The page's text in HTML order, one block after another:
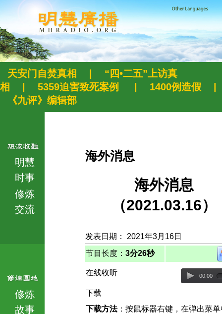
天安门自焚真相
“四•二五”上访真
相
5359迫害致死案例 1400例造假
《九评》编辑部
明慧
时事
修炼
交流
修炼
故事
海外消息
海外消息
（2021.03.16）
发表日期： 2021年3月16日
节目长度： 3分26秒
在线收听 00:00
下载
下载方法：按鼠标器右键，在弹出菜